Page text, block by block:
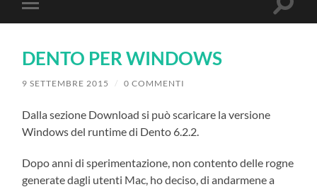
Attiva/disattiva
il
dispositivi
DENTO PER WINDOWS
9 SETTEMBRE 2015 / 0 COMMENTI
Dalla sezione Download si può scaricare la versione
Windows del runtime di Dento 6.2.2.
Dopo anni di sperimentazione, non contento delle rogne
generate dagli utenti Mac, ho deciso, di andarmene a